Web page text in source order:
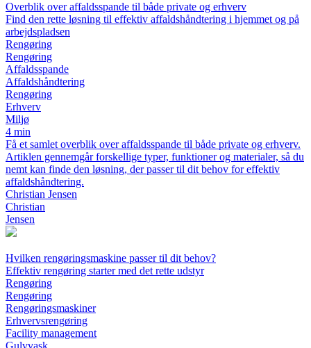
Overblik over affaldsspande til både private og erhverv
Find den rette løsning til effektiv affaldshåndtering i hjemmet og på
arbejdspladsen
Rengøring
Rengøring
Affaldsspande
Affaldshåndtering
Rengøring
Erhverv
Miljø
4 min
Få et samlet overblik over affaldsspande til både private og erhverv.
Artiklen gennemgår forskellige typer, funktioner og materialer, så du
nemt kan finde den løsning, der passer til dit behov for effektiv
affaldshåndtering.
Christian Jensen
Christian
Jensen
Hvilken rengøringsmaskine passer til dit behov?
Effektiv rengøring starter med det rette udstyr
Rengøring
Rengøring
Rengøringsmaskiner
Erhvervsrengøring
Facility management